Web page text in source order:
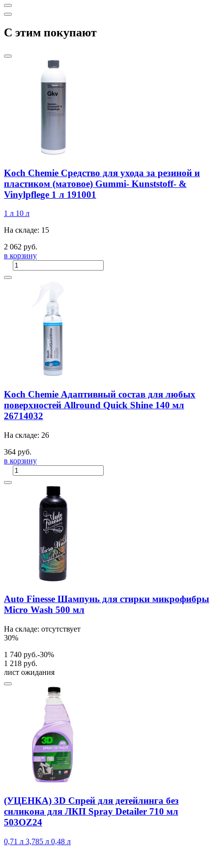
C этим покупают
Koch Chemie Средство для ухода за резиной и
пластиком (матовое) Gummi- Kunststoff- &
Vinylpflege 1 л 191001
1 л 10 л
На складе: 15
2 062 руб.
в корзину
Koch Chemie Адаптивный состав для любых
поверхностей Allround Quick Shine 140 мл
26714032
На складе: 26
364 руб.
в корзину
Auto Finesse Шампунь для стирки микрофибры
Micro Wash 500 мл
На складе: отсутствует
30%
1 740 руб.-30%
1 218 руб.
лист ожидания
(УЦЕНКА) 3D Спрей для детейлинга без
силикона для ЛКП Spray Detailer 710 мл
503OZ24
0,71 л 3,785 л 0,48 л